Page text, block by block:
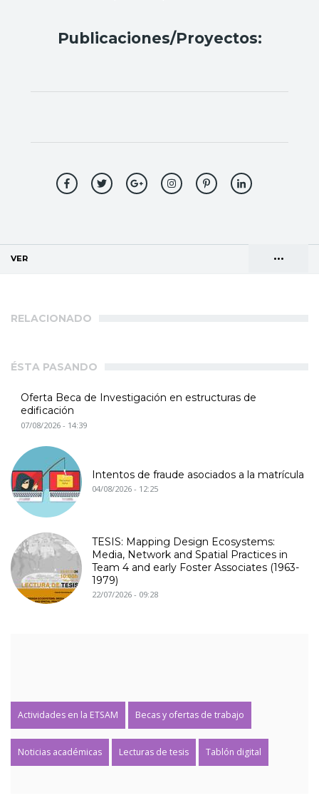
Publicaciones/Proyectos:
•••
VER
RELACIONADO
ÉSTA PASANDO
Oferta Beca de Investigación en estructuras de
edificación
07/08/2026 - 14:39
Intentos de fraude asociados a la matrícula
04/08/2026 - 12:25
TESIS: Mapping Design Ecosystems:
Media, Network and Spatial Practices in
Team 4 and early Foster Associates (1963-
1979)
22/07/2026 - 09:28
Actividades en la ETSAM Becas y ofertas de trabajo
Noticias académicas Lecturas de tesis Tablón digital